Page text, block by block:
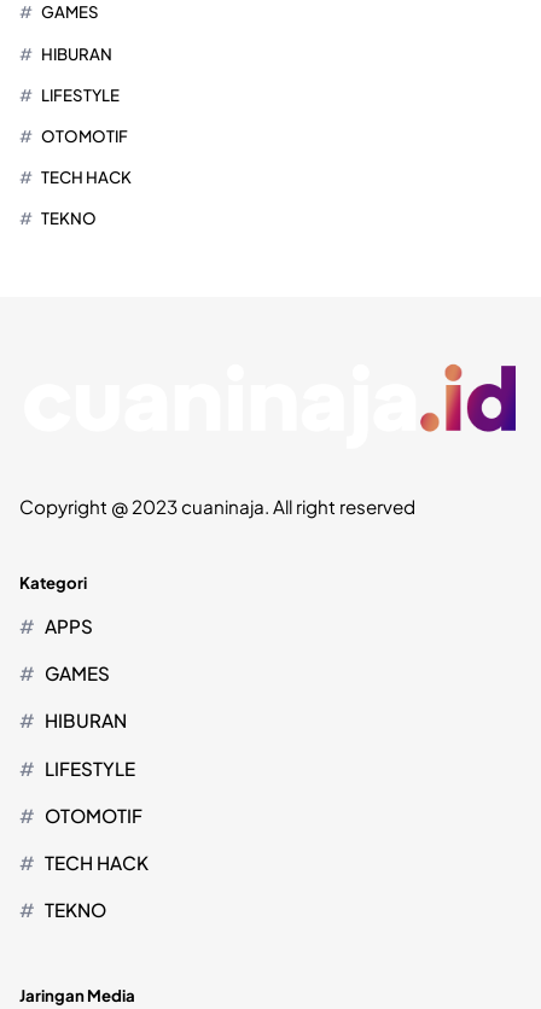
GAMES
HIBURAN
LIFESTYLE
OTOMOTIF
TECH HACK
TEKNO
Copyright @ 2023 cuaninaja. All right reserved
Kategori
APPS
GAMES
HIBURAN
LIFESTYLE
OTOMOTIF
TECH HACK
TEKNO
Jaringan Media